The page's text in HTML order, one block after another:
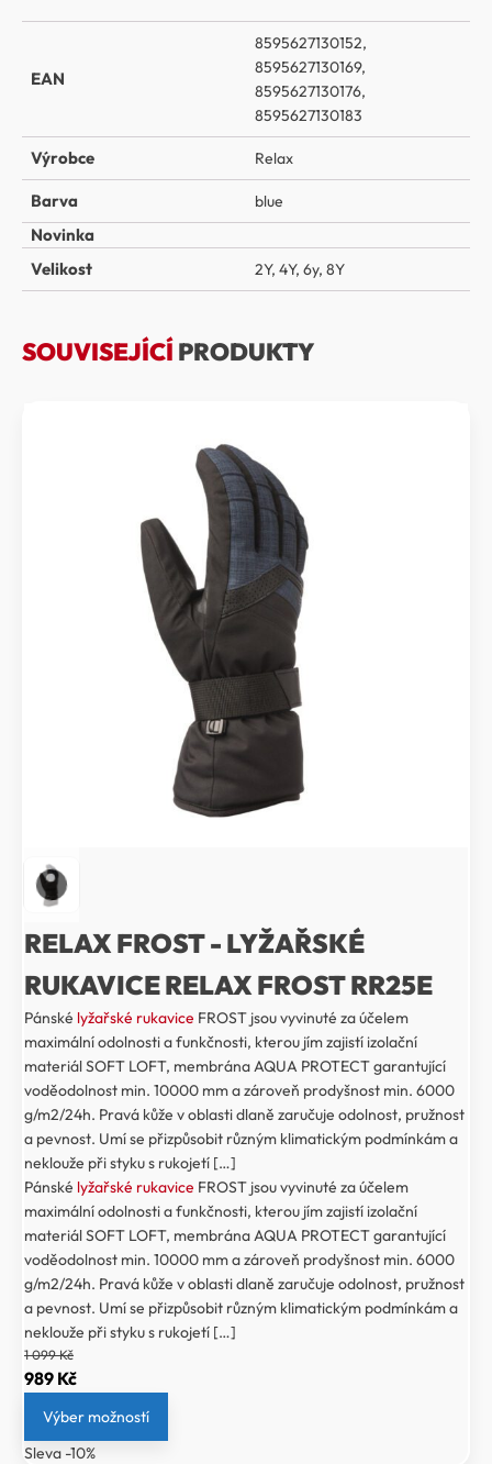
EAN
8595627130152,
8595627130169,
8595627130176,
8595627130183
Výrobce Relax
Barva blue
Novinka
Velikost
2Y, 4Y, 6y, 8Y
SOUVISEJÍCÍ PRODUKTY
RELAX FROST - LYŽAŘSKÉ
RUKAVICE RELAX FROST RR25E
Pánské lyžařské rukavice FROST jsou vyvinuté za účelem
maximální odolnosti a funkčnosti, kterou jím zajistí izolační
materiál SOFT LOFT, membrána AQUA PROTECT garantující
voděodolnost min. 10000 mm a zároveň prodyšnost min. 6000
g/m2/24h. Pravá kůže v oblasti dlaně zaručuje odolnost, pružnost
a pevnost. Umí se přizpůsobit různým klimatickým podmínkám a
neklouže při styku s rukojetí […]
Pánské lyžařské rukavice FROST jsou vyvinuté za účelem
maximální odolnosti a funkčnosti, kterou jím zajistí izolační
materiál SOFT LOFT, membrána AQUA PROTECT garantující
voděodolnost min. 10000 mm a zároveň prodyšnost min. 6000
g/m2/24h. Pravá kůže v oblasti dlaně zaručuje odolnost, pružnost
a pevnost. Umí se přizpůsobit různým klimatickým podmínkám a
neklouže při styku s rukojetí […]
1 099Kč
Původní
cena
byla:
1
989 KčAktuální
cena
989 Kč.
Výber možností
Sleva -10%